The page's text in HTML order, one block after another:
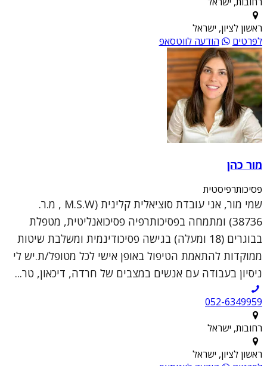
ראשון לציון, ישראל
לפרטים
הודעה לווטסאפ
מור כהן
פסיכותרפיסטית
שמי מור, אני עובדת סוציאלית קלינית (M.S.W , מ.ר.
38736) ומתמחה בפסיכותרפיה פסיכואנליטית, מטפלת
בבוגרים (18 ומעלה) בגישה פסיכודינמית ומשלבת שיטות
ממוקדות להתאמת הטיפול באופן אישי לכל מטופל/ת.יש לי
ניסיון בעבודה עם אנשים במצבים של חרדה, דיכאון, טר...
052-6349959
רחובות, ישראל
ראשון לציון, ישראל